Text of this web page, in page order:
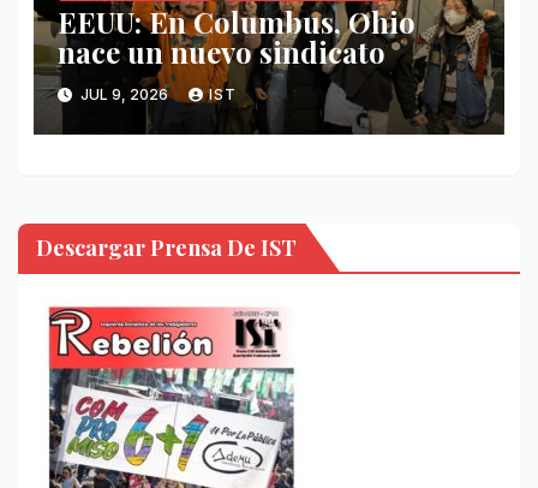
EEUU: En Columbus, Ohio
nace un nuevo sindicato
JUL 9, 2026 IST
Descargar Prensa De IST